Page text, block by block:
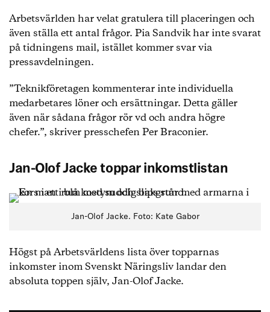
8. Per Hidesten, (Industriarbetsgivarna):252 333
kr/mån
9. Catharina Elmsäter-Svärd (Byggföretagen),
10. Jonas Siljhammar (Visita):233 950 kr/mån
Källa: Skatteverket (fastställd förvärvsinkomst)
Arbetsvärlden har velat gratulera till placeringen och
även ställa ett antal frågor. Pia Sandvik har inte svarat
på tidningens mail, istället kommer svar via
pressavdelningen.
”Teknikföretagen kommenterar inte individuella
medarbetares löner och ersättningar. Detta gäller
även när sådana frågor rör vd och andra högre
chefer.”, skriver presschefen Per Braconier.
Jan-Olof Jacke toppar inkomstlistan
Jan-Olof Jacke. Foto: Kate Gabor
Högst på Arbetsvärldens lista över topparnas
inkomster inom Svenskt Näringsliv landar den
absoluta toppen själv, Jan-Olof Jacke.